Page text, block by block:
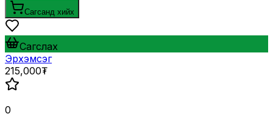
Сагсанд хийх
Сагслах
Эрхэмсэг
215,000₮
0